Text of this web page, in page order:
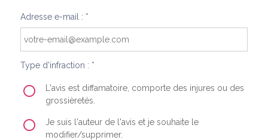
Adresse e-mail : *
Type d'infraction : *
L'avis est diffamatoire, comporte des injures ou des
grossièretés.
Je suis l'auteur de l'avis et je souhaite le
modifier/supprimer.